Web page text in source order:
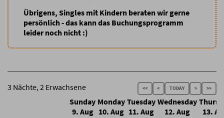
Übrigens, Singles mit Kindern beraten wir gerne
persönlich - das kann das Buchungsprogramm
leider noch nicht :)
3 Nächte, 2 Erwachsene >>
>
TODAY
<
<<
Sunday
9. Aug
Monday
10. Aug
Tuesday
11. Aug
Wednesday
12. Aug
13.